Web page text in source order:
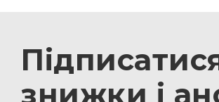
знижки і